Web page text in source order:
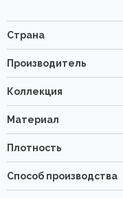
Страна
Производитель
Коллекция
Материал
Плотность
Способ производства